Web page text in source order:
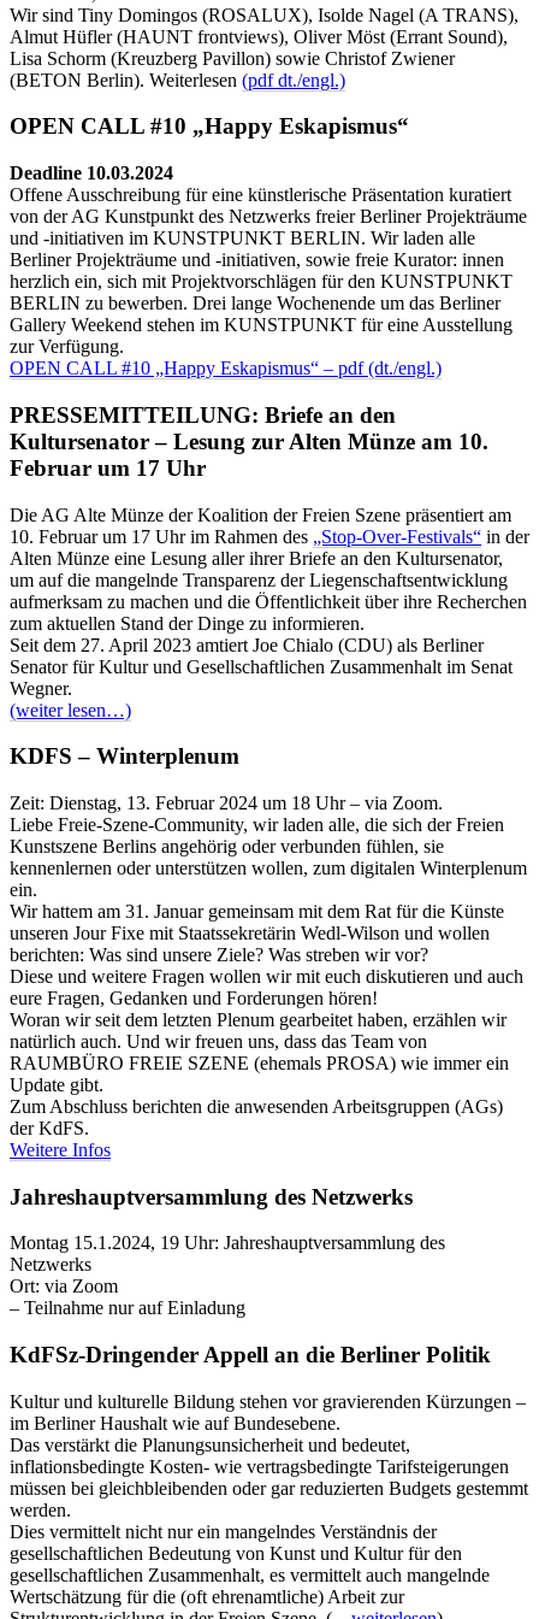
Wir sind Tiny Domingos (ROSALUX), Isolde Nagel (A TRANS),
Almut Hüfler (HAUNT frontviews), Oliver Möst (Errant Sound),
Lisa Schorm (Kreuzberg Pavillon) sowie Christof Zwiener
(BETON Berlin). Weiterlesen (pdf dt./engl.)
OPEN CALL #10 „Happy Eskapismus“
Deadline 10.03.2024
Offene Ausschreibung für eine künstlerische Präsentation kuratiert
von der AG Kunstpunkt des Netzwerks freier Berliner Projekträume
und -initiativen im KUNSTPUNKT BERLIN. Wir laden alle
Berliner Projekträume und -initiativen, sowie freie Kurator: innen
herzlich ein, sich mit Projektvorschlägen für den KUNSTPUNKT
BERLIN zu bewerben. Drei lange Wochenende um das Berliner
Gallery Weekend stehen im KUNSTPUNKT für eine Ausstellung
zur Verfügung.
OPEN CALL #10 „Happy Eskapismus“ – pdf (dt./engl.)
PRESSEMITTEILUNG: Briefe an den
Kultursenator – Lesung zur Alten Münze am 10.
Februar um 17 Uhr
Die AG Alte Münze der Koalition der Freien Szene präsentiert am
10. Februar um 17 Uhr im Rahmen des „Stop-Over-Festivals“ in der
Alten Münze eine Lesung aller ihrer Briefe an den Kultursenator,
um auf die mangelnde Transparenz der Liegenschaftsentwicklung
aufmerksam zu machen und die Öffentlichkeit über ihre Recherchen
zum aktuellen Stand der Dinge zu informieren.
Seit dem 27. April 2023 amtiert Joe Chialo (CDU) als Berliner
Senator für Kultur und Gesellschaftlichen Zusammenhalt im Senat
Wegner.
(weiter lesen…)
KDFS – Winterplenum
Zeit: Dienstag, 13. Februar 2024 um 18 Uhr – via Zoom.
Liebe Freie-Szene-Community, wir laden alle, die sich der Freien
Kunstszene Berlins angehörig oder verbunden fühlen, sie
kennenlernen oder unterstützen wollen, zum digitalen Winterplenum
ein.
Wir hattem am 31. Januar gemeinsam mit dem Rat für die Künste
unseren Jour Fixe mit Staatssekretärin Wedl-Wilson und wollen
berichten: Was sind unsere Ziele? Was streben wir vor?
Diese und weitere Fragen wollen wir mit euch diskutieren und auch
eure Fragen, Gedanken und Forderungen hören!
Woran wir seit dem letzten Plenum gearbeitet haben, erzählen wir
natürlich auch. Und wir freuen uns, dass das Team von
RAUMBÜRO FREIE SZENE (ehemals PROSA) wie immer ein
Update gibt.
Zum Abschluss berichten die anwesenden Arbeitsgruppen (AGs)
der KdFS.
Weitere Infos
Jahreshauptversammlung des Netzwerks
Montag 15.1.2024, 19 Uhr: Jahreshauptversammlung des
Netzwerks
Ort: via Zoom
– Teilnahme nur auf Einladung
KdFSz-Dringender Appell an die Berliner Politik
Kultur und kulturelle Bildung stehen vor gravierenden Kürzungen –
im Berliner Haushalt wie auf Bundesebene.
Das verstärkt die Planungsunsicherheit und bedeutet,
inflationsbedingte Kosten- wie vertragsbedingte Tarifsteigerungen
müssen bei gleichbleibenden oder gar reduzierten Budgets gestemmt
werden.
Dies vermittelt nicht nur ein mangelndes Verständnis der
gesellschaftlichen Bedeutung von Kunst und Kultur für den
gesellschaftlichen Zusammenhalt, es vermittelt auch mangelnde
Wertschätzung für die (oft ehrenamtliche) Arbeit zur